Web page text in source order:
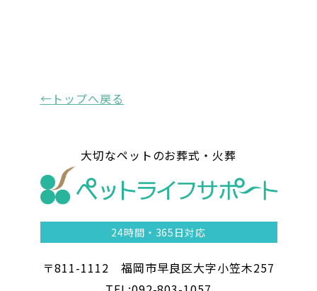
トップへ戻る
大切なペットのお葬式・火葬
24時間・ 365日対応
〒811-1112 福岡市早良区大字小笠木257